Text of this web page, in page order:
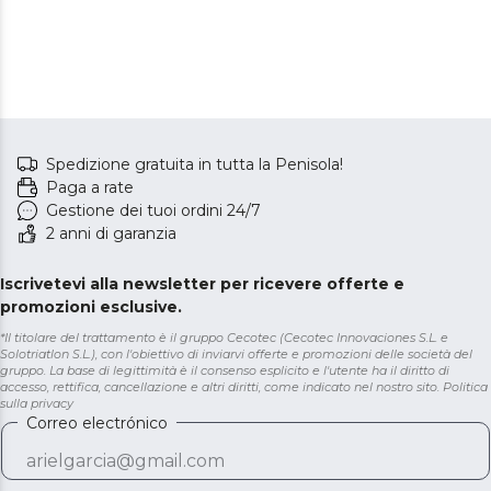
Spedizione gratuita in tutta la Penisola!
Paga a rate
Gestione dei tuoi ordini 24/7
2 anni di garanzia
Iscrivetevi alla newsletter per ricevere offerte e
promozioni esclusive.
*Il titolare del trattamento è il gruppo Cecotec (Cecotec Innovaciones S.L. e
Solotriatlon S.L.), con l'obiettivo di inviarvi offerte e promozioni delle società del
gruppo. La base di legittimità è il consenso esplicito e l'utente ha il diritto di
accesso, rettifica, cancellazione e altri diritti, come indicato nel nostro sito. Politica
sulla privacy
Correo electrónico